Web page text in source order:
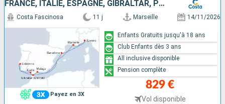
FRANCE, ITALIE, ESPAGNE, GIBRALTAR, PORTUGAL
Payez en 3X
Costa Fascinosa 11 j Marseille 14/11/2026
829 €
Vol disponible
Enfants Gratuits jusqu'à 18 ans
Club Enfants dès 3 ans
All inclusive disponible
Pension complète